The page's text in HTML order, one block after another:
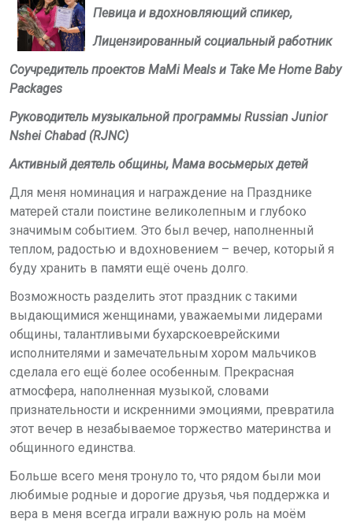
Певица и вдохновляющий спикер,
Лицензированный социальный работник
Соучредитель проектов MaMi Meals и Take Me Home Baby
Packages
Руководитель музыкальной программы Russian Junior
Nshei Chabad(RJNC)
Активный деятель общины, Мама восьмерых детей
Для меня номинация и награждение на Празднике
матерей стали поистине великолепным и глубоко
значимым событием. Это был вечер, наполненный
теплом, радостью и вдохновением – вечер, который я
буду хранить в памяти ещё очень долго.
Возможность разделить этот праздник с такими
выдающимися женщинами, уважаемыми лидерами
общины, талантливыми бухарскоеврейскими
исполнителями и замечательным хором мальчиков
сделала его ещё более особенным. Прекрасная
атмосфера, наполненная музыкой, словами
признательности и искренними эмоциями, превратила
этот вечер в незабываемое торжество материнства и
общинного единства.
Больше всего меня тронуло то, что рядом были мои
любимые родные и дорогие друзья, чья поддержка и
вера в меня всегда играли важную роль на моём